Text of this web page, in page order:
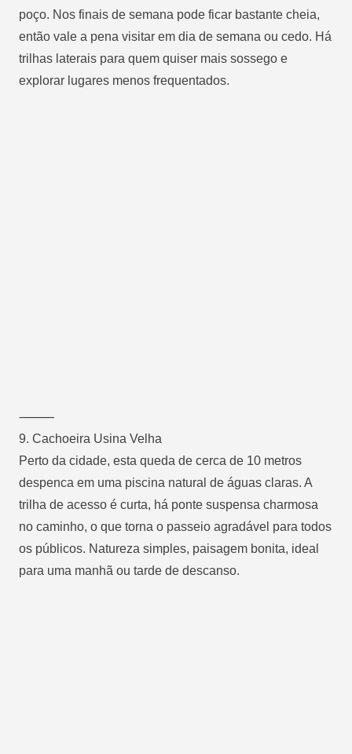
poço. Nos finais de semana pode ficar bastante cheia,
então vale a pena visitar em dia de semana ou cedo. Há
trilhas laterais para quem quiser mais sossego e
explorar lugares menos frequentados.
⸻
9. Cachoeira Usina Velha
Perto da cidade, esta queda de cerca de 10 metros
despenca em uma piscina natural de águas claras. A
trilha de acesso é curta, há ponte suspensa charmosa
no caminho, o que torna o passeio agradável para todos
os públicos. Natureza simples, paisagem bonita, ideal
para uma manhã ou tarde de descanso.